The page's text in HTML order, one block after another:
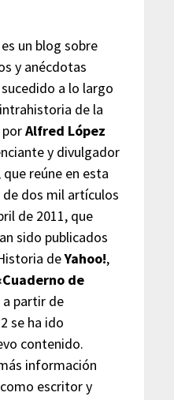
es un blog sobre
y anécdotas
a lo largo
de la
Alfred López
y divulgador
reúne en esta
dos mil artículos
de 2011, que
sido publicados
deYahoo!,
de
a partir de
se ha ido
contenido.
información
escritor y